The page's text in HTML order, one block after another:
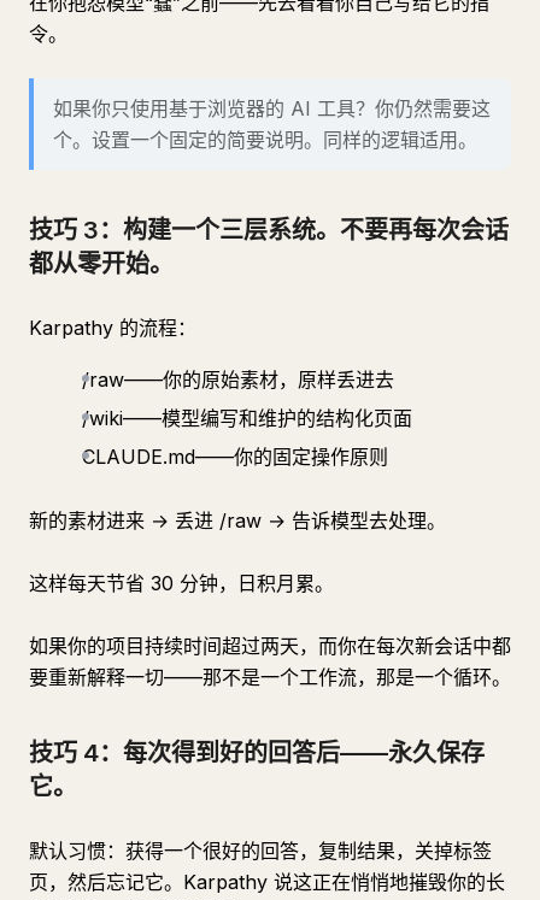
令。
如果你只使用基于浏览器的 AI 工具？你仍然需要这
个。设置一个固定的简要说明。同样的逻辑适用。
技巧 3：构建一个三层系统。不要再每次会话
都从零开始。
Karpathy 的流程：
/raw——你的原始素材，原样丢进去
/wiki——模型编写和维护的结构化页面
CLAUDE.md——你的固定操作原则
新的素材进来 → 丢进 /raw → 告诉模型去处理。
这样每天节省 30 分钟，日积月累。
如果你的项目持续时间超过两天，而你在每次新会话中都
要重新解释一切——那不是一个工作流，那是一个循环。
技巧 4：每次得到好的回答后——永久保存
它。
默认习惯：获得一个很好的回答，复制结果，关掉标签
页，然后忘记它。Karpathy 说这正在悄悄地摧毁你的长